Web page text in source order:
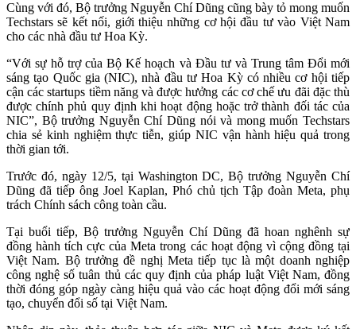
Cùng với đó, Bộ trưởng Nguyễn Chí Dũng cũng bày tỏ mong muốn
Techstars sẽ kết nối, giới thiệu những cơ hội đầu tư vào Việt Nam
cho các nhà đầu tư Hoa Kỳ.
“Với sự hỗ trợ của Bộ Kế hoạch và Đầu tư và Trung tâm Đổi mới
sáng tạo Quốc gia (NIC), nhà đầu tư Hoa Kỳ có nhiều cơ hội tiếp
cận các startups tiềm năng và được hưởng các cơ chế ưu đãi đặc thù
được chính phủ quy định khi hoạt động hoặc trở thành đối tác của
NIC”, Bộ trưởng Nguyễn Chí Dũng nói và mong muốn Techstars
chia sẻ kinh nghiệm thực tiễn, giúp NIC vận hành hiệu quả trong
thời gian tới.
Trước đó, ngày 12/5, tại Washington DC, Bộ trưởng Nguyễn Chí
Dũng đã tiếp ông Joel Kaplan, Phó chủ tịch Tập đoàn Meta, phụ
trách Chính sách công toàn cầu.
Tại buổi tiếp, Bộ trưởng Nguyễn Chí Dũng đã hoan nghênh sự
đồng hành tích cực của Meta trong các hoạt động vì cộng đồng tại
Việt Nam. Bộ trưởng đề nghị Meta tiếp tục là một doanh nghiệp
công nghệ số tuân thủ các quy định của pháp luật Việt Nam, đồng
thời đóng góp ngày càng hiệu quả vào các hoạt động đổi mới sáng
tạo, chuyển đổi số tại Việt Nam.